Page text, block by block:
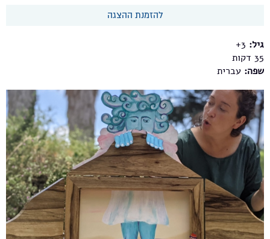
להזמנת ההצגה
גיל: 3+
35
שפה: עברית